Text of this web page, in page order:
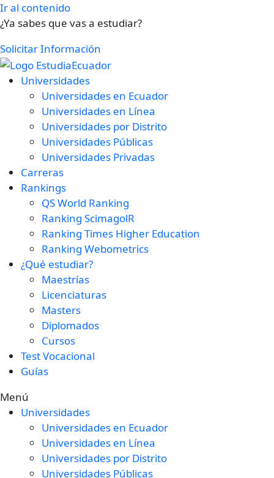
Ir al contenido
¿Ya sabes que vas a estudiar?
Solicitar Información
Universidades
Universidades en Ecuador
Universidades en Línea
Universidades por Distrito
Universidades Públicas
Universidades Privadas
Carreras
Rankings
QS World Ranking
Ranking ScimagolR
Ranking Times Higher Education
Ranking Webometrics
¿Qué estudiar?
Maestrías
Licenciaturas
Masters
Diplomados
Cursos
Test Vocacional
Guías
Menú
Universidades
Universidades en Ecuador
Universidades en Línea
Universidades por Distrito
Universidades Públicas